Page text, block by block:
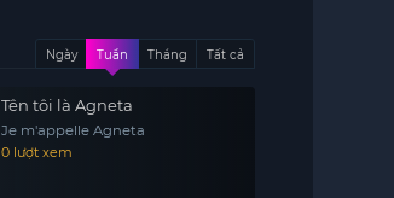
Ngày Tuần Tháng Tất cả
Tên tôi là Agneta
Je m'appelle Agneta
0 lượt xem